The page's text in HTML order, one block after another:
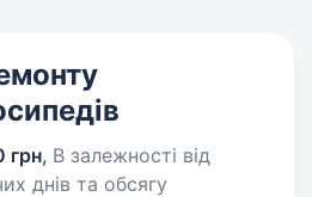
грн, В залежності від
днів та обсягу